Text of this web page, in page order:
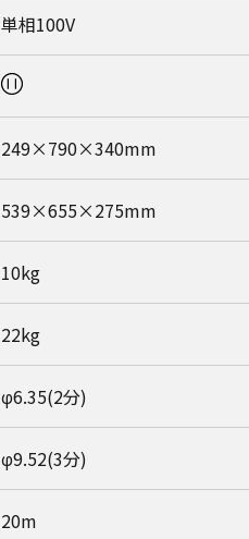
単相100V
249×790×340mm
539×655×275mm
10kg
22kg
φ6.35(2分)
φ9.52(3分)
20m